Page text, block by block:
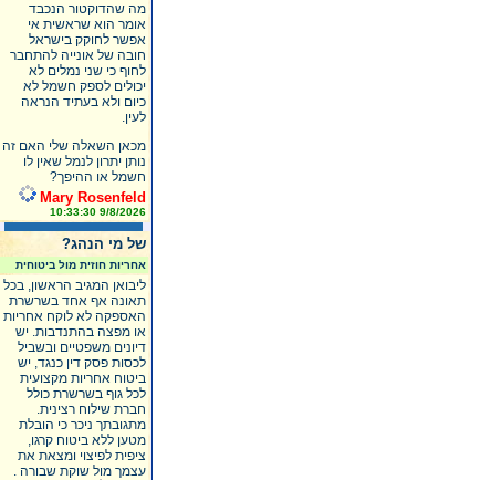
מה שהדוקטור הנכבד
אומר הוא שראשית אי
אפשר לחוקק בישראל
חובה של אונייה להתחבר
לחוף כי שני נמלים לא
יכולים לספק חשמל לא
כיום ולא בעתיד הנראה
לעין.
מכאן השאלה שלי האם זה
נותן יתרון לנמל שאין לו
חשמל או ההיפך?
Mary Rosenfeld
9/8/2026 10:33:30
של מי הנהג?
אחריות חוזית מול ביטוחית
ליבואן המגיב הראשון, בכל
תאונה אף אחד בשרשרת
האספקה לא לוקח אחריות
או מפצה בהתנדבות. יש
דיונים משפטיים ובשביל
לכסות פסק דין כנגד, יש
ביטוח אחריות מקצועית
לכל גוף בשרשרת כולל
חברת שילוח רצינית.
מתגובתך ניכר כי הובלת
מטען ללא ביטוח קרגו,
ציפית לפיצוי ומצאת את
עצמך מול שוקת שבורה .